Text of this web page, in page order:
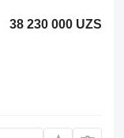
38 230 000 UZS